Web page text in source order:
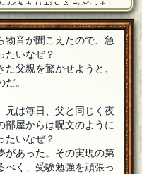
だきありがとうございまし
ざいます。ウミガメ一週間
良ければご意見ご感想お
でピンと来ました。医者を
と良いですね。だんご部
21:54]
続くんじゃよ……
音が聞こえたので、急
たいなぜ？
父親を驚かせようと、
。
は毎日、父と同じく夜
部屋からは呪文のように
たいなぜ？
があった。その実現の第
べく、受験勉強を頑張っ